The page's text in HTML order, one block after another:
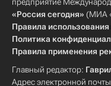
«Россия сегодня» (МИА
Правила
Политика
Правила применения
Главный редактор:
Адрес электронной